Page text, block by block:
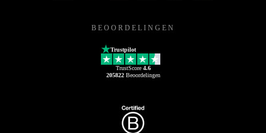
BEOORDELINGEN
Trustpilot
TrustScore 4.6
205822Beoordelingen